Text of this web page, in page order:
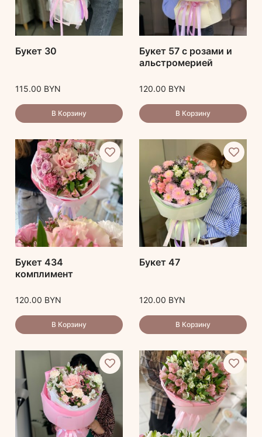
Букет 30
115.00 BYN
В Корзину
Букет 57 с розами и
альстромерией
120.00 BYN
В Корзину
Букет 434
комплимент
120.00 BYN
В Корзину
Букет 47
120.00 BYN
В Корзину